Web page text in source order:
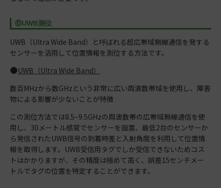
⑥UWB測位
UWB（Ultra Wide Band）と呼ばれる超広帯域無線通信を発する
センサーを活用して位置情報を測位する方法です。
UWB（Ultra Wide Band）
数百MHzから数GHzという非常に広い周波数帯域を使用し、障害
物による影響が少ないことが特徴
この測位方法では8.5~9.5GHzの周波数帯の広帯域無線通信を使
用し、30メートル感覚でセンサーを設置、最低2台のセンサーか
ら発信されたUWB信号の到着時差と入射角度を利用して位置情
報を取得します。UWB受信用タグでしか受信できないためコス
トはかかりますが、その精度は極めて高く、誤差15センチメー
トルでタグの位置を特定することができます。